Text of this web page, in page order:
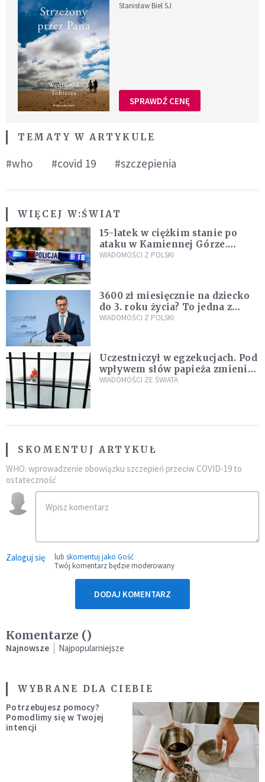
Stanisław Biel SJ
SPRAWDŹ CENĘ
TEMATY W ARTYKULE
#who #covid 19 #szczepienia
WIĘCEJ W:ŚWIAT
15-latek w ciężkim stanie po
ataku w Kamiennej Górze.
Policja zatrzymała dwóch
WIADOMOŚCI Z POLSKI
3600 zł miesięcznie na dziecko
do 3. roku życia? To jedna z
propozycji programu "Rozwój
WIADOMOŚCI Z POLSKI
Uczestniczył w egzekucjach. Pod
wpływem słów papieża zmienił
zdanie
WIADOMOŚCI ZE ŚWIATA
SKOMENTUJ ARTYKUŁ
WHO: wprowadzenie obowiązku szczepień przeciw COVID-19 to
ostateczność
Zaloguj się lub skomentuj jako Gość
Twój komentarz będzie moderowany
DODAJ KOMENTARZ
Komentarze ()
Najnowsze Najpopularniejsze
WYBRANE DLA CIEBIE
Potrzebujesz pomocy?
Pomodlimy się w Twojej
intencji